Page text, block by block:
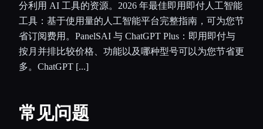
分利用 AI 工具的资源。2026 年最佳即用即付人工智能
工具：基于使用量的人工智能平台完整指南，可为您节
省订阅费用。PanelSAI 与 ChatGPT Plus：即用即付与
按月并排比较价格、功能以及哪种型号可以为您节省更
多。ChatGPT [...]
常见问题